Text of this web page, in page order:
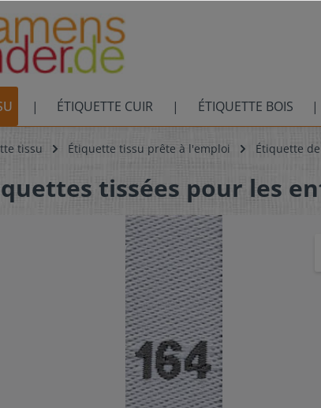
ÉTIQUETTE CUIR ÉTIQUETTE BOIS
tissu Étiquette tissu prête à l'emploi Étiquette
tissées pour les